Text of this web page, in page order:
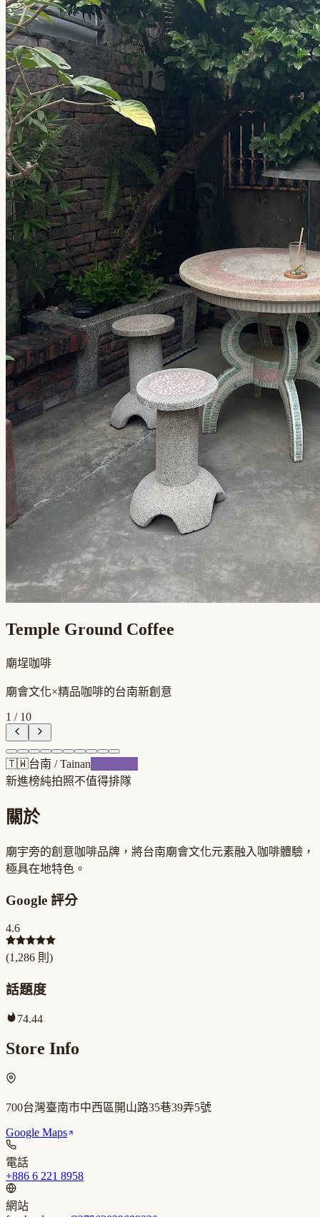
Temple Ground Coffee
廟埕咖啡
廟會文化×精品咖啡的台南新創意
1 / 10
🇹🇼台南 /Tainan
新進榜純拍照不值得排隊
關於
廟宇旁的創意咖啡品牌，將台南廟會文化元素融入咖啡體驗，
極具在地特色。
Google 評分
4.6
(1,286 則)
話題度
74.44
Store Info
700台灣臺南市中西區開山路35巷39弄5號
Google Maps
電話
+886 6 221 8958
網站